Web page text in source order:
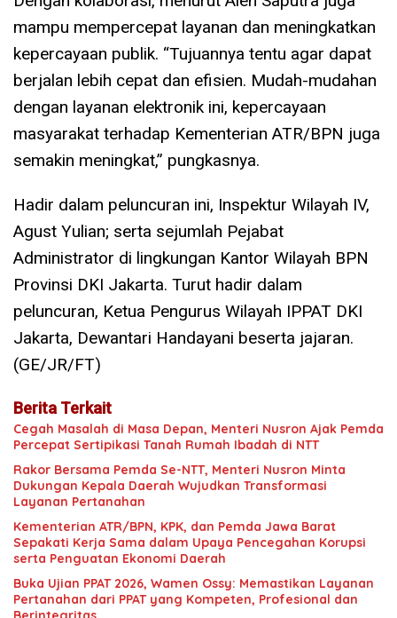
mampu mempercepat layanan dan meningkatkan
kepercayaan publik. “Tujuannya tentu agar dapat
berjalan lebih cepat dan efisien. Mudah-mudahan
dengan layanan elektronik ini, kepercayaan
masyarakat terhadap Kementerian ATR/BPN juga
semakin meningkat,” pungkasnya.
Hadir dalam peluncuran ini, Inspektur Wilayah IV,
Agust Yulian; serta sejumlah Pejabat
Administrator di lingkungan Kantor Wilayah BPN
Provinsi DKI Jakarta. Turut hadir dalam
peluncuran, Ketua Pengurus Wilayah IPPAT DKI
Jakarta, Dewantari Handayani beserta jajaran.
(GE/JR/FT)
Berita Terkait
Cegah Masalah di Masa Depan, Menteri Nusron Ajak Pemda
Percepat Sertipikasi Tanah Rumah Ibadah di NTT
Rakor Bersama Pemda Se-NTT, Menteri Nusron Minta
Dukungan Kepala Daerah Wujudkan Transformasi
Layanan Pertanahan
Kementerian ATR/BPN, KPK, dan Pemda Jawa Barat
Sepakati Kerja Sama dalam Upaya Pencegahan Korupsi
serta Penguatan Ekonomi Daerah
Buka Ujian PPAT 2026, Wamen Ossy: Memastikan Layanan
Pertanahan dari PPAT yang Kompeten, Profesional dan